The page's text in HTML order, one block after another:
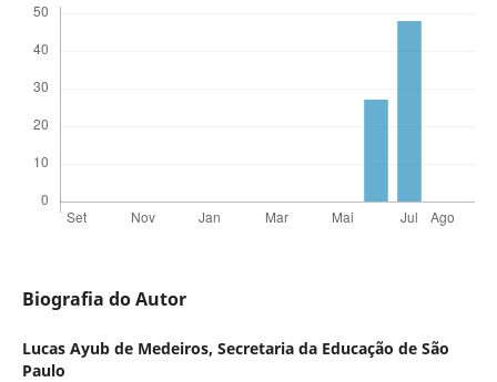
Biografia do Autor
Lucas Ayub de Medeiros, Secretaria da Educação de São
Paulo